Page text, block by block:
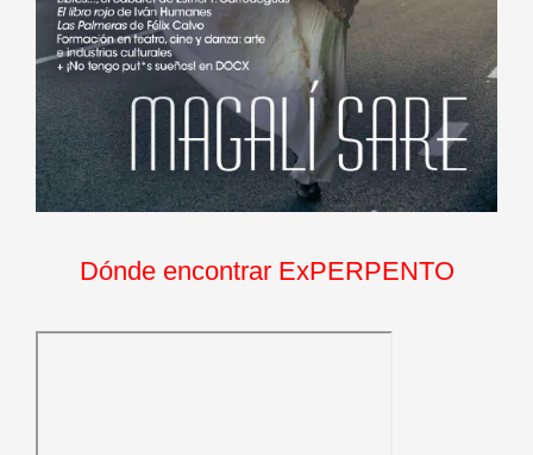
Dónde encontrar ExPERPENTO